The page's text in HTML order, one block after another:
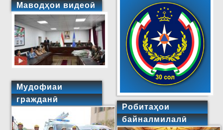
Маводҳои видеоӣ
Мудофиаи
гражданӣ
Робитаҳои
байналмилалӣ